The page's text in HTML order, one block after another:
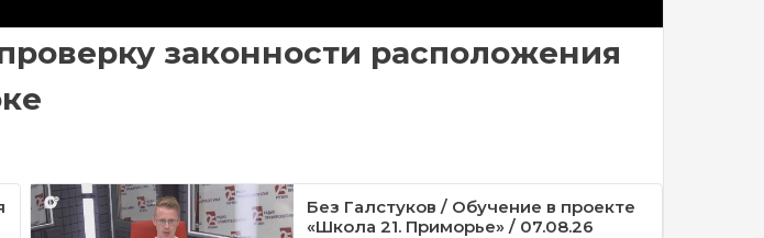
законности расположения
Без Галстуков / Обучение в проекте
«Школа 21. Приморье» / 07.08.26